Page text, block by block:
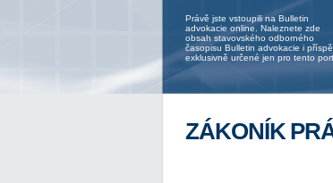
Právě jste vstoupili na Bulletin
advokacie online. Naleznete zde
obsah stavovského odborného
časopisu Bulletin advokacie i
exklusivně určené jen pro tento
ZÁKONÍK